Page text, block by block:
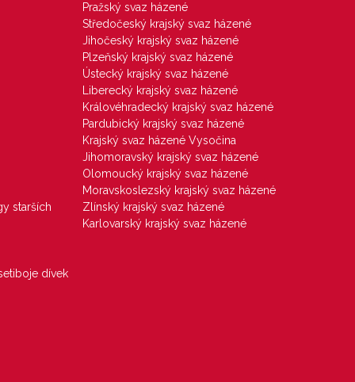
starších
dívek
Pražský svaz házené
Středočeský krajský svaz házené
Jihočeský krajský svaz házené
Plzeňský krajský svaz házené
Ústecký krajský svaz házené
Liberecký krajský svaz házené
Královéhradecký krajský svaz házené
Pardubický krajský svaz házené
Krajský svaz házené Vysočina
Jihomoravský krajský svaz házené
Olomoucký krajský svaz házené
Moravskoslezský krajský svaz házené
Zlínský krajský svaz házené
Karlovarský krajský svaz házené